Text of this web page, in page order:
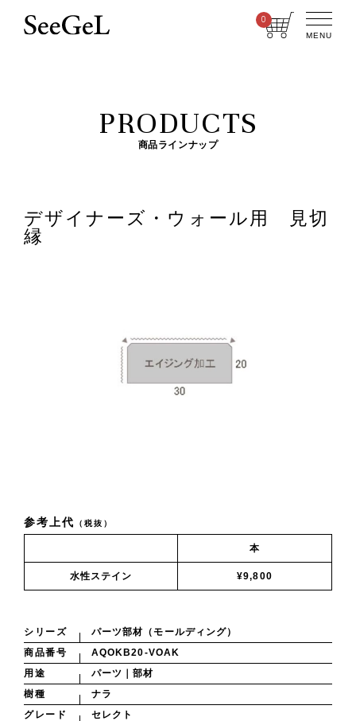
0
MENU
PRODUCTS
商品ラインナップ
デザイナーズ・ウォール用 見切
縁
参考上代 （税抜）
本
水性ステイン ¥9,800
シリーズ
パーツ部材（モールディング）
商品番号
AQOKB20-VOAK
用途
パーツ｜部材
樹種
ナラ
グレード
セレクト